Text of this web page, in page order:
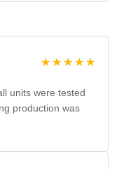
★★★★★
★★★★★
units were tested
production was